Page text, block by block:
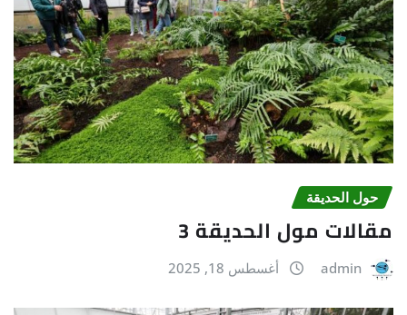
حول الحديقة
مقالات مول الحديقة 3
admin أغسطس 18, 2025